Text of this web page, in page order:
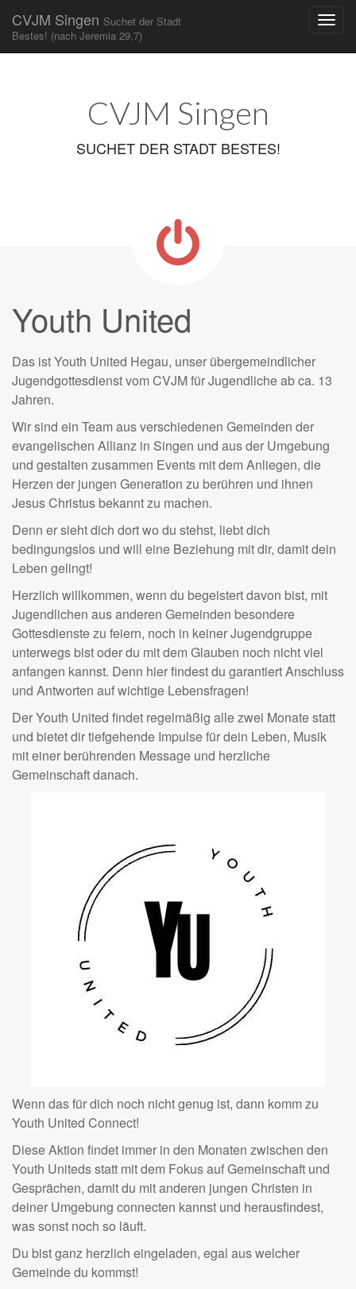
CVJM Singen Suchet der Stadt
Bestes! (nach Jeremia 29,7)
CVJM Singen
SUCHET DER STADT BESTES!
Youth United
Das ist Youth United Hegau, unser übergemeindlicher
Jugendgottesdienst vom CVJM für Jugendliche ab ca. 13
Jahren.
Wir sind ein Team aus verschiedenen Gemeinden der
evangelischen Allianz in Singen und aus der Umgebung
und gestalten zusammen Events mit dem Anliegen, die
Herzen der jungen Generation zu berühren und ihnen
Jesus Christus bekannt zu machen.
Denn er sieht dich dort wo du stehst, liebt dich
bedingungslos und will eine Beziehung mit dir, damit dein
Leben gelingt!
Herzlich willkommen, wenn du begeistert davon bist, mit
Jugendlichen aus anderen Gemeinden besondere
Gottesdienste zu feiern, noch in keiner Jugendgruppe
unterwegs bist oder du mit dem Glauben noch nicht viel
anfangen kannst. Denn hier findest du garantiert Anschluss
und Antworten auf wichtige Lebensfragen!
Der Youth United findet regelmäßig alle zwei Monate statt
und bietet dir tiefgehende Impulse für dein Leben, Musik
mit einer berührenden Message und herzliche
Gemeinschaft danach.
Wenn das für dich noch nicht genug ist, dann komm zu
Youth United Connect!
Diese Aktion findet immer in den Monaten zwischen den
Youth Uniteds statt mit dem Fokus auf Gemeinschaft und
Gesprächen, damit du mit anderen jungen Christen in
deiner Umgebung connecten kannst und herausfindest,
was sonst noch so läuft.
Du bist ganz herzlich eingeladen, egal aus welcher
Gemeinde du kommst!